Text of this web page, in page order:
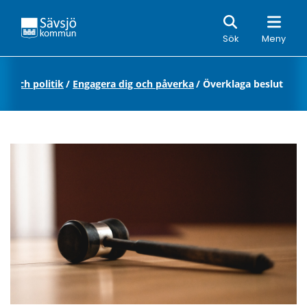
Sök Meny
Sök
och politik/ Engagera dig och påverka/ Överklaga beslut